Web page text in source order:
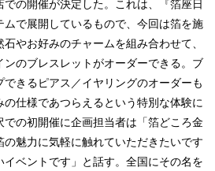
の開催が決定した。これは、『箔座日
で展開しているもので、今回は箔を施
やお好みのチャームを組み合わせて、
ンのブレスレットがオーダーできる。ブ
きるピアス／イヤリングのオーダーも
仕様であつらえるという特別な体験に
の初開催に企画担当者は「箔どころ金
魅力に気軽に触れていただきたいです
ベントです」と話す。全国にその名を